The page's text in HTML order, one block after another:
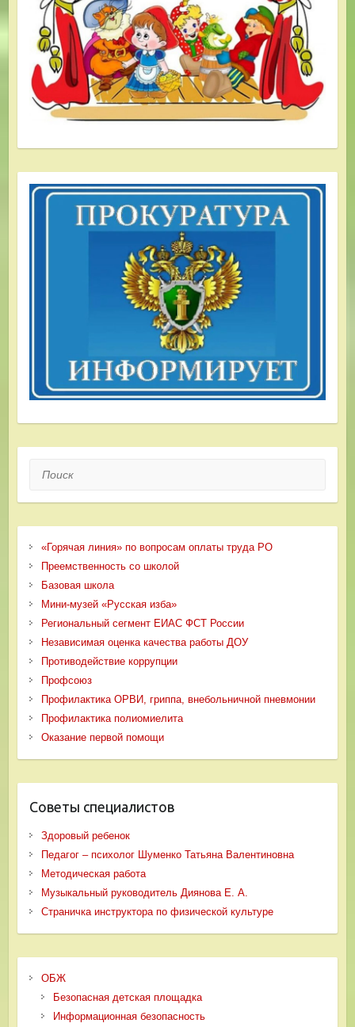
Поиск
«Горячая линия» по вопросам оплаты труда РО
Преемственность со школой
Базовая школа
Мини-музей «Русская изба»
Региональный сегмент ЕИАС ФСТ России
Независимая оценка качества работы ДОУ
Противодействие коррупции
Профсоюз
Профилактика ОРВИ, гриппа, внебольничной пневмонии
Профилактика полиомиелита
Оказание первой помощи
Советы специалистов
Здоровый ребенок
Педагог – психолог Шуменко Татьяна Валентиновна
Методическая работа
Музыкальный руководитель Диянова Е. А.
Страничка инструктора по физической культуре
ОБЖ
Безопасная детская площадка
Информационная безопасность